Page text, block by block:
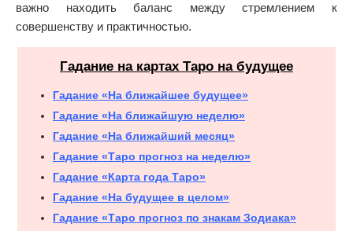
важно находить баланс между стремлением к
совершенству и практичностью.
Гадание на картах Таро на будущее
Гадание «На ближайшее будущее»
Гадание «На ближайшую неделю»
Гадание «На ближайший месяц»
Гадание «Таро прогноз на неделю»
Гадание «Карта года Таро»
Гадание «На будущее в целом»
Гадание «Таро прогноз по знакам Зодиака»